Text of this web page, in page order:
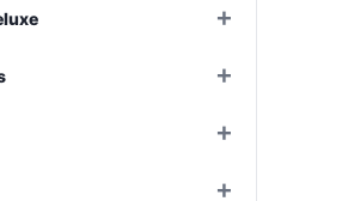
+Раскрыть
+Раскрыть
+Раскрыть
+